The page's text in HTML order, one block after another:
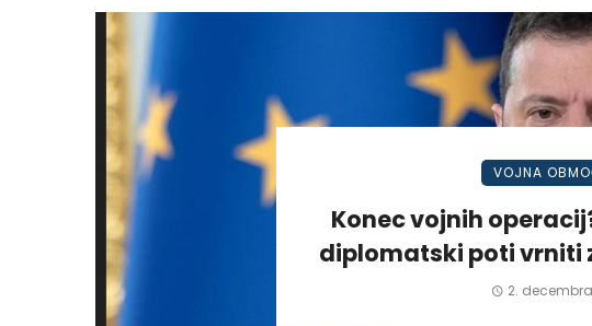
VOJNA
Konec vojnih
diplomatski poti vrniti
2.